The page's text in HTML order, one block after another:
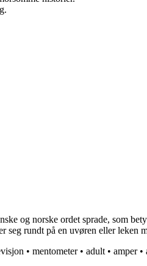
og norske ordet sprade, som
seg rundt på en uvøren eller
• mentometer• adult • amper•